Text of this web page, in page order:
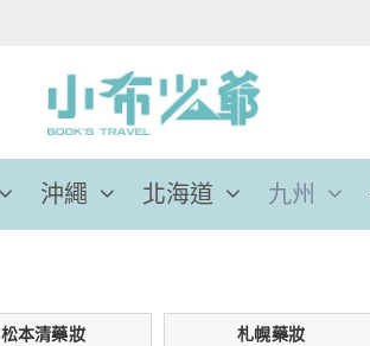
沖繩 北海道 九州
松本清藥妝 札幌藥妝